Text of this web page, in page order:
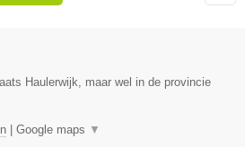
Haulerwijk, maar wel in de provincie
Google maps ▼